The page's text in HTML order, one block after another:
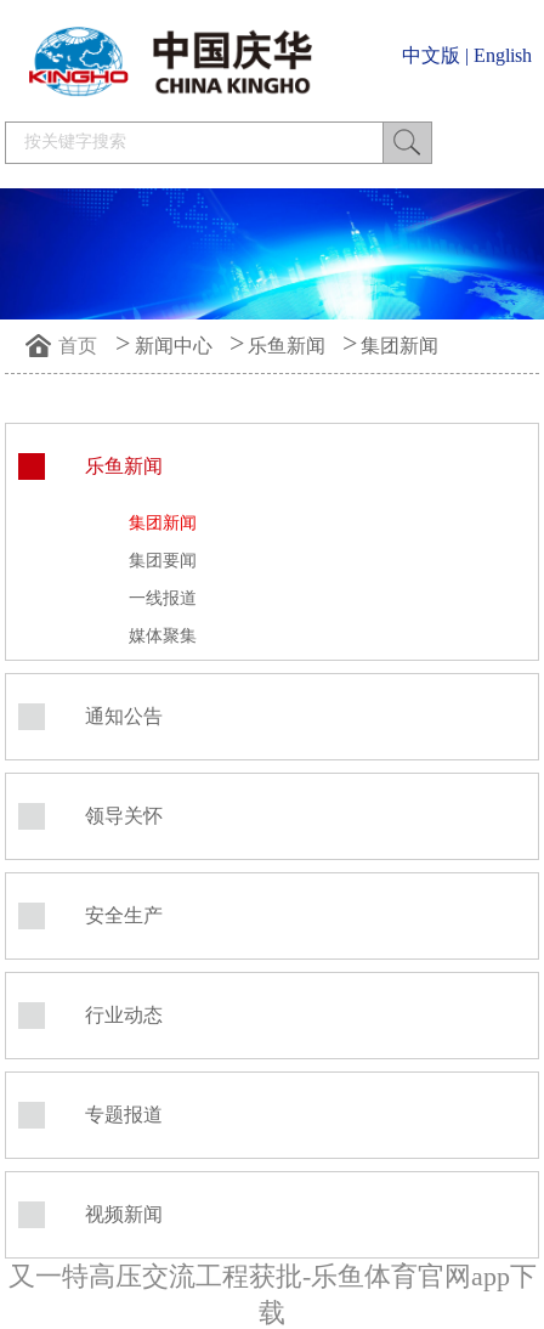
中文版 | English
首页 > 新闻中心 > 乐鱼新闻 > 集团新闻
乐鱼新闻
集团新闻
集团要闻
一线报道
媒体聚集
通知公告
领导关怀
安全生产
行业动态
专题报道
视频新闻
又一特高压交流工程获批-乐鱼体育官网app下
载